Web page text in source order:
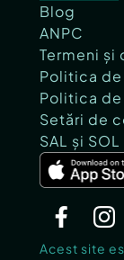
Blog
ANPC
Termeni și
Politica
Politica
Setări de
SAL și SOL
Acest site